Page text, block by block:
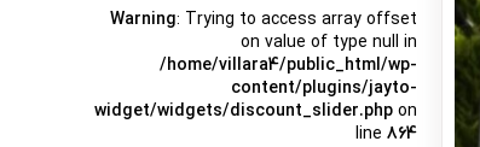
Warning: Trying to access array offset
on value of type null in
/home/villara4/public_html/wp-
content/plugins/jayto-
widget/widgets/discount_slider.php on
line864